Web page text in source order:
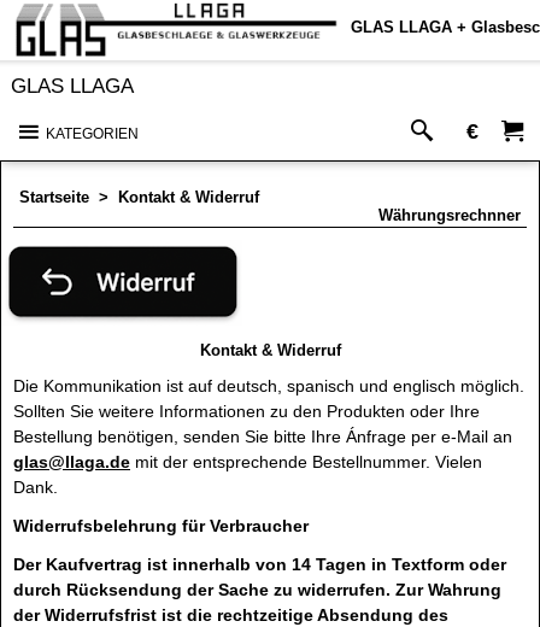
GLAS LLAGA +
GLAS LLAGA
KATEGORIEN €
Währungsrechnner
Startseite > Kontakt & Widerruf
Kontakt & Widerruf
Die Kommunikation ist auf deutsch, spanisch und englisch möglich.
Sollten Sie weitere Informationen zu den Produkten oder Ihre
Bestellung benötigen, senden Sie bitte Ihre Ánfrage per e-Mail an
glas@llaga.de mit der entsprechende Bestellnummer. Vielen
Dank.
Widerrufsbelehrung für Verbraucher
Der Kaufvertrag ist innerhalb von 14 Tagen in Textform oder
durch Rücksendung der Sache zu widerrufen. Zur Wahrung
der Widerrufsfrist ist die rechtzeitige Absendung des